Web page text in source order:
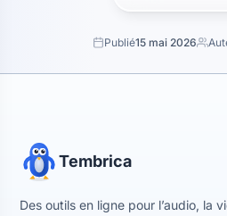
Publié15 mai 2026
Tembrica
Des outils en ligne pour l’audio, la